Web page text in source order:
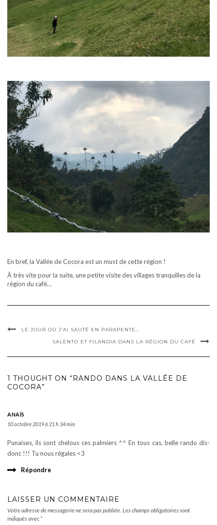
En bref, la Vallée de Cocora est un must de cette région !
À très vite pour la suite, une petite visite des villages tranquilles de la
région du café…
LE JOUR OÙ J’AI SAUTÉ EN PARAPENTE…
SALENTO ET FILANDIA DANS LA RÉGION DU CAFÉ
1 THOUGHT ON “RANDO DANS LA VALLÉE DE
COCORA”
ANAÏS
10 octobre 2019 à 21 h 34 min
Punaises, ils sont chelous ces palmiers ^^ En tous cas, belle rando dis-
donc !!! Tu nous régales <3
Répondre
LAISSER UN COMMENTAIRE
Votre adresse de messagerie ne sera pas publiée. Les champs obligatoires sont
indiqués avec *